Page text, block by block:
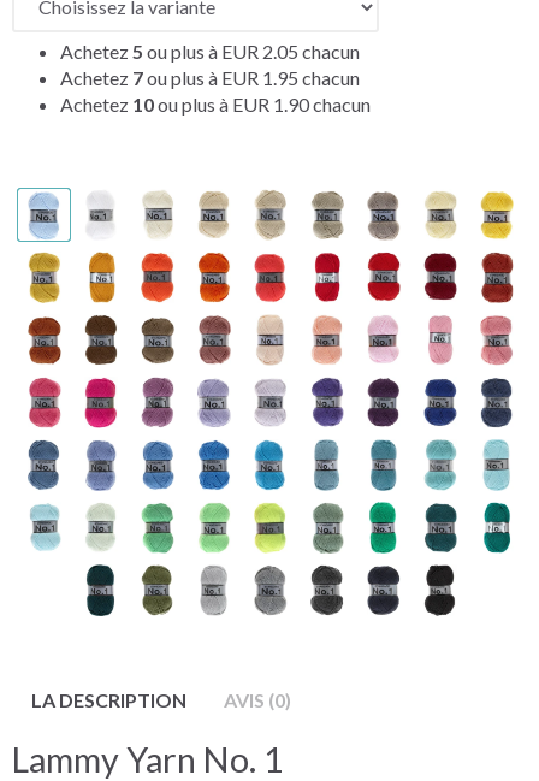
Achetez 5 ou plus à EUR 2.05 chacun
Achetez 7ou plus à EUR 1.95 chacun
Achetez 10ou plus à EUR 1.90chacun
LA DESCRIPTION AVIS (0)
Lammy Yarn No. 1